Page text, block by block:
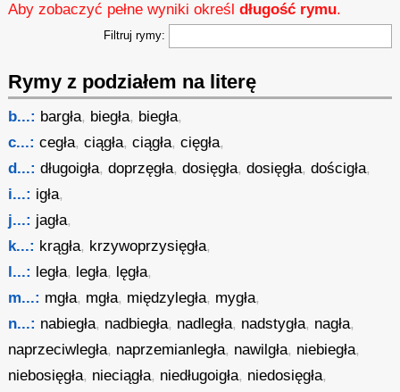
Aby zobaczyć pełne wyniki określdługość rymu.
Filtruj rymy:
Rymy z podziałem na literę
b...: bargła, biegła, biegła,
c...: cegła,ciągła,ciągła,cięgła,
d...: długoigła,doprzęgła,dosięgła,dosięgła,dościgła,
i...: igła,
j...: jagła,
k...: krągła, krzywoprzysięgła,
l...: legła, legła, lęgła,
m...: mgła, mgła, międzyległa, mygła,
n...: nabiegła, nadbiegła, nadległa, nadstygła, nagła,
naprzeciwległa, naprzemianległa, nawilgła, niebiegła,
niebosięgła, nieciągła, niedługoigła, niedosięgła,